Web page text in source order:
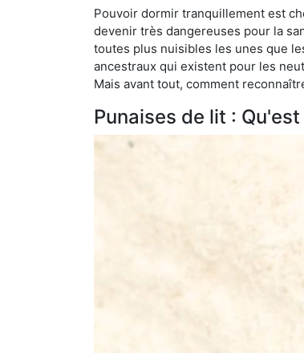
Pouvoir dormir tranquillement est
devenir très dangereuses pour la
toutes plus nuisibles les unes que
ancestraux qui existent pour les
Mais avant tout, comment
Punaises de lit :